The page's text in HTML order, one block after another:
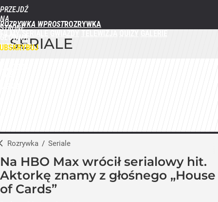
PRZEJDŹ
NA
STRONĘ
GŁÓWNĄ
WPROST.PL
ROZRYWKA WPROST
SERIALE
Rozrywka / Seriale
Na HBO Max wrócił serialowy hit.
Aktorkę znamy z głośnego „House
of Cards”